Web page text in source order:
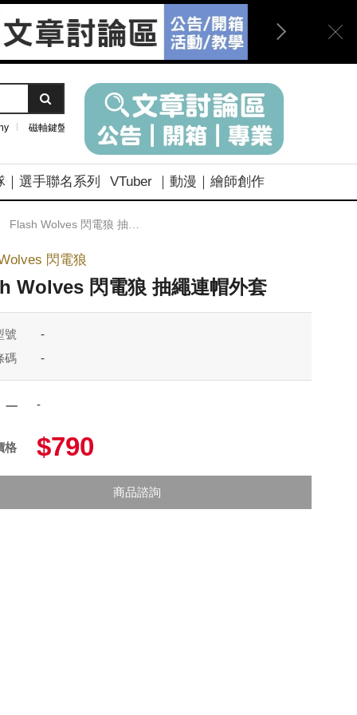
磁軸鍵盤
｜選手聯名系列 VTuber ｜動漫｜繪師創作
Flash Wolves 閃電狼 抽繩連帽外套
閃電狼
Wolves 閃電狼 抽繩連帽外套
號
-
碼
-
-
格 $790
商品諮詢